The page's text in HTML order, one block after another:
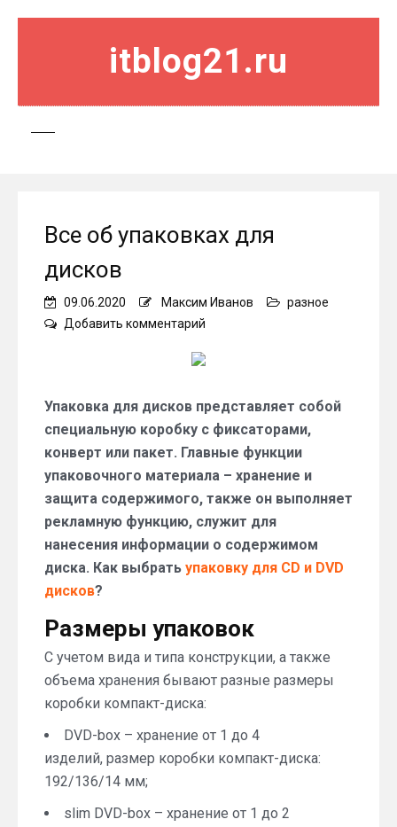
itblog21.ru
Все об упаковках для
дисков
09.06.2020 Максим Иванов
разное
Добавить комментарий
об
дисков
Упаковка для дисков представляет собой
специальную коробку с фиксаторами,
конверт или пакет. Главные функции
упаковочного материала – хранение и
защита содержимого, также он выполняет
рекламную функцию, служит для
нанесения информации о содержимом
диска. Как выбрать упаковку для CD и DVD
дисков?
Размеры упаковок
С учетом вида и типа конструкции, а также
объема хранения бывают разные размеры
коробки компакт-диска:
DVD-box – хранение от 1 до 4
изделий, размер коробки компакт-диска:
192/136/14 мм;
slim DVD-box – хранение от 1 до 2